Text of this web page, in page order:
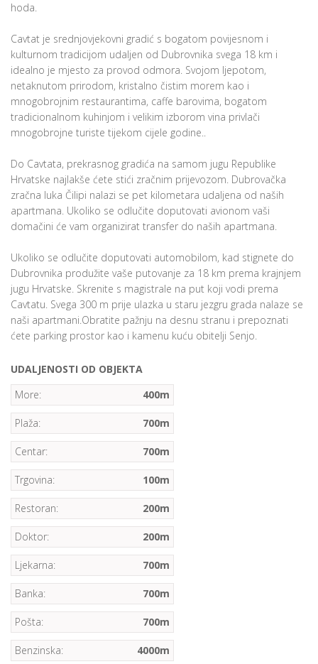
hoda.
Cavtat je srednjovjekovni gradić s bogatom povijesnom i
kulturnom tradicijom udaljen od Dubrovnika svega 18 km i
idealno je mjesto za provod odmora. Svojom ljepotom,
netaknutom prirodom, kristalno čistim morem kao i
mnogobrojnim restaurantima, caffe barovima, bogatom
tradicionalnom kuhinjom i velikim izborom vina privlači
mnogobrojne turiste tijekom cijele godine..
Do Cavtata, prekrasnog gradića na samom jugu Republike
Hrvatske najlakše ćete stići zračnim prijevozom. Dubrovačka
zračna luka Čilipi nalazi se pet kilometara udaljena od naših
apartmana. Ukoliko se odlučite doputovati avionom vaši
domačini će vam organizirat transfer do naših apartmana.
Ukoliko se odlučite doputovati automobilom, kad stignete do
Dubrovnika produžite vaše putovanje za 18 km prema krajnjem
jugu Hrvatske. Skrenite s magistrale na put koji vodi prema
Cavtatu. Svega 300 m prije ulazka u staru jezgru grada nalaze se
naši apartmani.Obratite pažnju na desnu stranu i prepoznati
ćete parking prostor kao i kamenu kuću obitelji Senjo.
UDALJENOSTI OD OBJEKTA
More:
400m
Plaža: 700m
Centar: 700m
Trgovina: 100m
Restoran: 200m
Doktor: 200m
Ljekarna: 700m
Banka: 700m
Pošta: 700m
Benzinska: 4000m